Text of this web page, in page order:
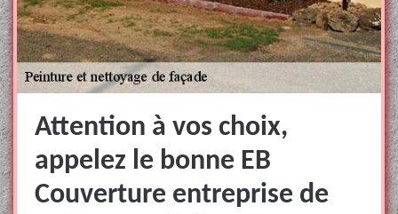
Attention à vos choix,
appelez le bonne EB
Couverture entreprise de